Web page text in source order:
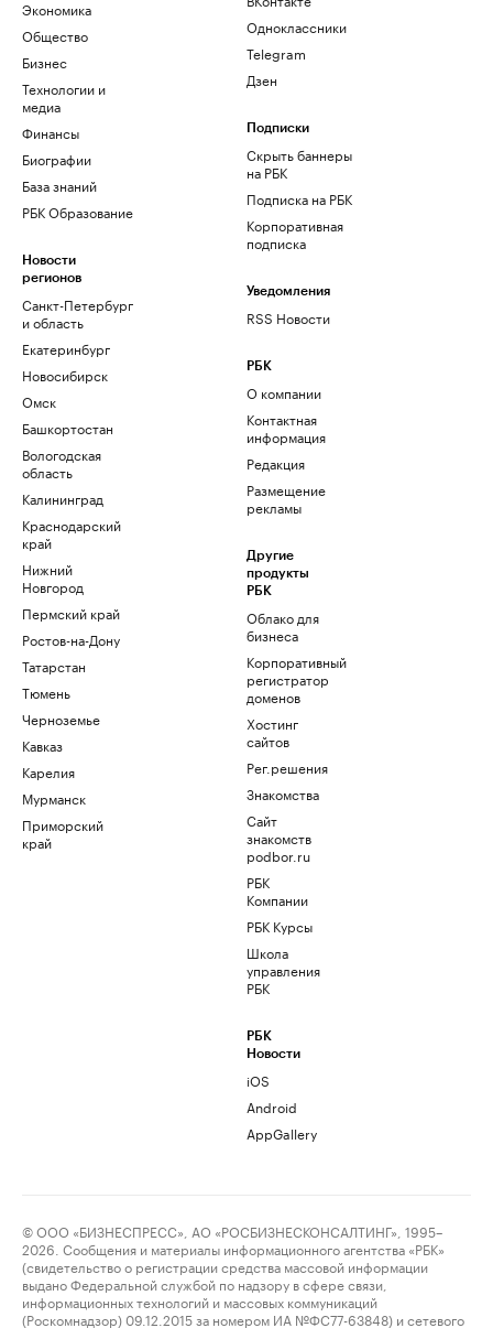
Экономика
Общество
Бизнес
Технологии и
медиа
Финансы
Биографии
База знаний
РБК Образование
Новости
регионов
Санкт-Петербург
и область
Екатеринбург
Новосибирск
Омск
Башкортостан
Вологодская
область
Калининград
Краснодарский
край
Нижний
Новгород
Пермский край
Ростов-на-Дону
Татарстан
Тюмень
Черноземье
Кавказ
Карелия
Мурманск
Приморский
край
Одноклассники
Telegram
Дзен
Подписки
Скрыть баннеры
на РБК
Подписка на РБК
Корпоративная
подписка
Уведомления
RSS Новости
РБК
О компании
Контактная
информация
Редакция
Размещение
рекламы
Другие
продукты
РБК
Облако для
бизнеса
Корпоративный
регистратор
доменов
Хостинг
сайтов
Рег.решения
Знакомства
Сайт
знакомств
podbor.ru
РБК
Компании
РБК Курсы
Школа
управления
РБК
РБК
Новости
iOS
Android
AppGallery
© ООО «БИЗНЕСПРЕСС», АО «РОСБИЗНЕСКОНСАЛТИНГ», 1995–
2026. Сообщения и материалы информационного агентства «РБК»
(свидетельство о регистрации средства массовой информации
выдано Федеральной службой по надзору в сфере связи,
информационных технологий и массовых коммуникаций
(Роскомнадзор) 09.12.2015 за номером ИА №ФС77-63848) и сетевого